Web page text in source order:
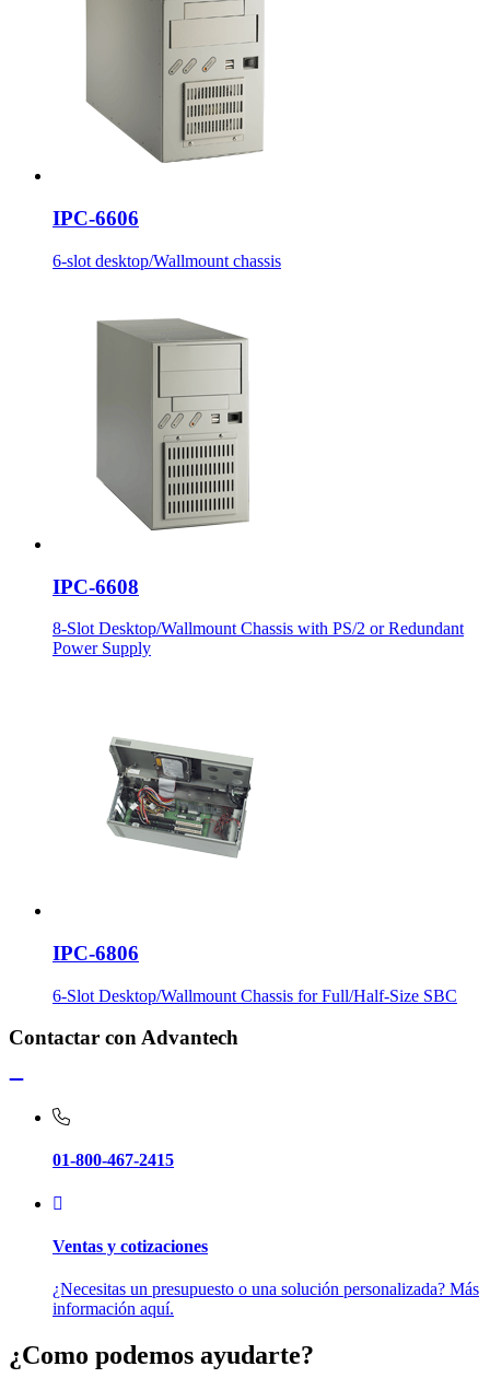
IPC-6606
6-slot desktop/Wallmount chassis
IPC-6608
8-Slot Desktop/Wallmount Chassis with PS/2 or Redundant
Power Supply
IPC-6806
6-Slot Desktop/Wallmount Chassis for Full/Half-Size SBC
Contactar con Advantech
01-800-467-2415
Ventas y cotizaciones
¿Necesitas un presupuesto o una solución personalizada? Más
información aquí.
¿Como podemos ayudarte?